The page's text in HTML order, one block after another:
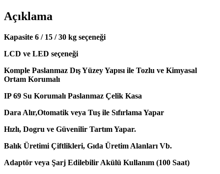
Açıklama
Kapasite 6 / 15 / 30 kg seçeneği
LCD ve LED seçeneği
Komple Paslanmaz Dış Yüzey Yapısı ile Tozlu ve Kimyasal
Ortam Korumalı
IP 69 Su Korumalı Paslanmaz Çelik Kasa
Dara Alır,Otomatik veya Tuş ile Sıfırlama Yapar
Hızlı, Dogru ve Güvenilir Tartım Yapar.
Balık Üretimi Çiftlikleri, Gıda Üretim Alanları Vb.
Adaptör veya Şarj Edilebilir Akülü Kullanım (100 Saat)